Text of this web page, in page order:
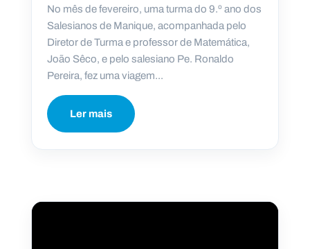
No mês de fevereiro, uma turma do 9.º ano dos
Salesianos de Manique, acompanhada pelo
Diretor de Turma e professor de Matemática,
João Sêco, e pelo salesiano Pe. Ronaldo
Pereira, fez uma viagem...
Ler mais